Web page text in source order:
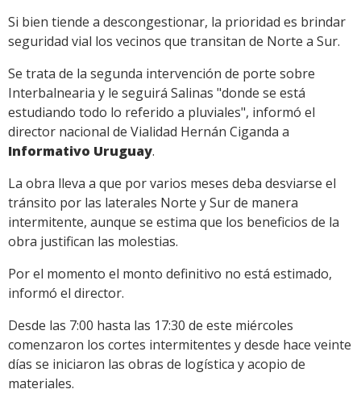
Si bien tiende a descongestionar, la prioridad es brindar
seguridad vial los vecinos que transitan de Norte a Sur.
Se trata de la segunda intervención de porte sobre
Interbalnearia y le seguirá Salinas "donde se está
estudiando todo lo referido a pluviales", informó el
director nacional de Vialidad Hernán Ciganda a
Informativo Uruguay.
La obra lleva a que por varios meses deba desviarse el
tránsito por las laterales Norte y Sur de manera
intermitente, aunque se estima que los beneficios de la
obra justifican las molestias.
Por el momento el monto definitivo no está estimado,
informó el director.
Desde las 7:00 hasta las 17:30 de este miércoles
comenzaron los cortes intermitentes y desde hace veinte
días se iniciaron las obras de logística y acopio de
materiales.